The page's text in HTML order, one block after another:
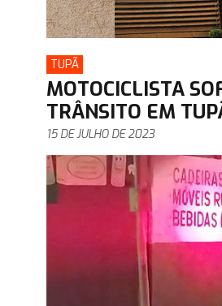
TUPÃ
MOTOCICLISTA
TRÂNSITO EM
15 DE JULHO DE 2023